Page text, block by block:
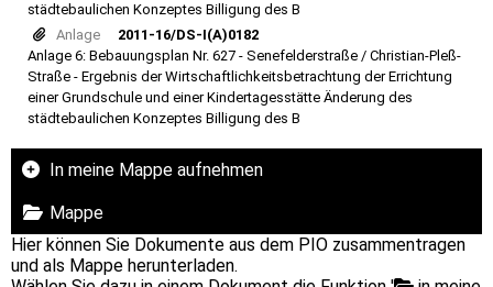
städtebaulichen Konzeptes Billigung des B
Anlage
2011-16/DS-I(A)0182
Anlage 6: Bebauungsplan Nr. 627 - Senefelderstraße / Christian-Pleß-
Straße - Ergebnis der Wirtschaftlichkeitsbetrachtung der Errichtung
einer Grundschule und einer Kindertagesstätte Änderung des
städtebaulichen Konzeptes Billigung des B
In meine Mappe aufnehmen
Mappe
Hier können Sie Dokumente aus dem PIO zusammentragen
und als Mappe herunterladen.